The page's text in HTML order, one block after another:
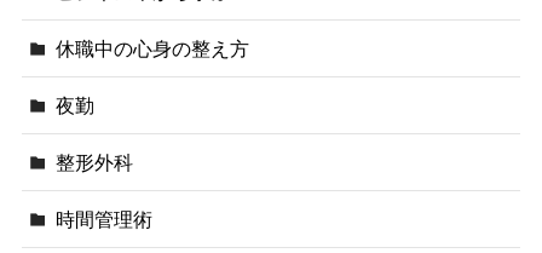
休職中の心身の整え方
夜勤
整形外科
時間管理術